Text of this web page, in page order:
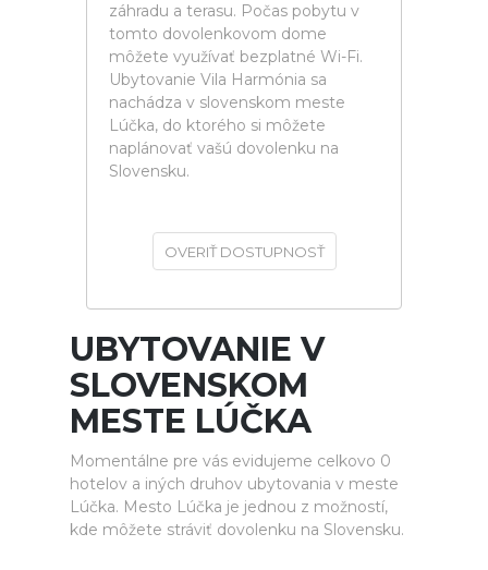
záhradu a terasu. Počas pobytu v
tomto dovolenkovom dome
môžete využívať bezplatné Wi-Fi.
Ubytovanie Vila Harmónia sa
nachádza v slovenskom meste
Lúčka, do ktorého si môžete
naplánovať vašú dovolenku na
Slovensku.
OVERIŤ DOSTUPNOSŤ
UBYTOVANIE V
SLOVENSKOM
MESTE LÚČKA
Momentálne pre vás evidujeme celkovo 0
hotelov a iných druhov ubytovania v meste
Lúčka. Mesto Lúčka je jednou z možností,
kde môžete stráviť dovolenku na Slovensku.